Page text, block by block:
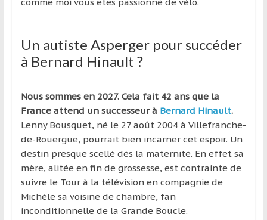
Un autiste Asperger pour succéder
à Bernard Hinault ?
Nous sommes en 2027. Cela fait 42 ans que la
France attend un successeur à Bernard Hinault.
Lenny Bousquet, né le 27 août 2004 à Villefranche-
de-Rouergue, pourrait bien incarner cet espoir. Un
destin presque scellé dès la maternité. En effet sa
mère, alitée en fin de grossesse, est contrainte de
suivre le Tour à la télévision en compagnie de
Michèle sa voisine de chambre, fan
inconditionnelle de la Grande Boucle.